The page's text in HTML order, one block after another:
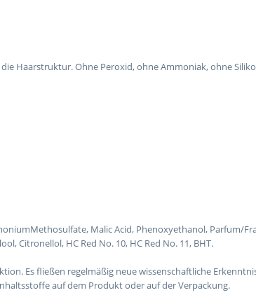
Haarstruktur. Ohne Peroxid, ohne Ammoniak, ohne
Malic Acid, Phenoxyethanol, Parfum/
Citronellol, HC Red No. 10, HC Red No. 11, BHT.
Es fließen regelmäßig neue wissenschaftliche
auf dem Produkt oder auf der Verpackung.